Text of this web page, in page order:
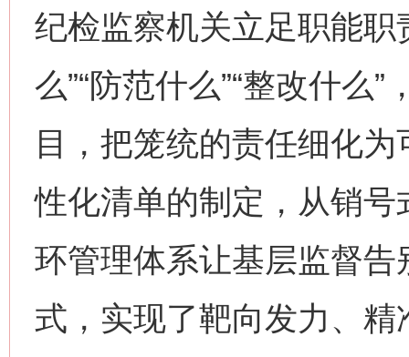
纪检监察机关立足职能职
么”“防范什么”“整改什么
目，把笼统的责任细化
性化清单的制定，从销
环管理体系让基层监督告
式，实现了靶向发力、